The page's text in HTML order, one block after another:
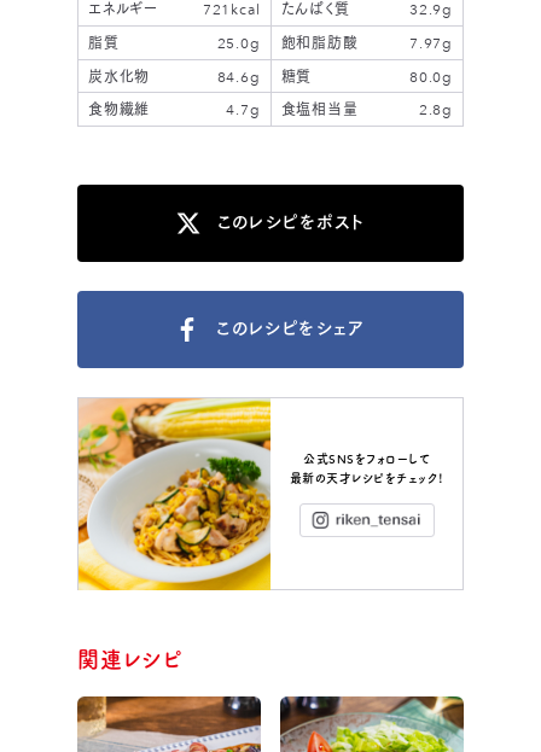
エネルギー 721kcal たんぱく質
32.9g
脂質
25.0g 飽和脂肪酸
7.97g
炭水化物
84.6g 糖質
80.0g
食物繊維
4.7g 食塩相当量 2.8g
このレシピをポスト
このレシピをシェア
公式SNSをフォローして
最新の天才レシピをチェック！
関連レシピ